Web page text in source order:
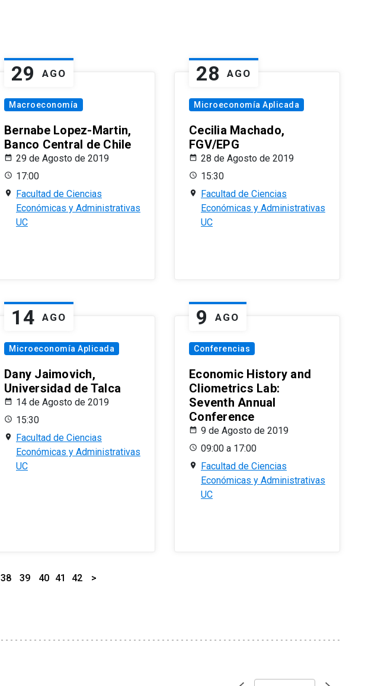
29 AGO
Macroeconomía
Bernabe Lopez-Martin,
Banco Central de Chile
29 de Agosto de 2019
17:00
Facultad de Ciencias
Económicas y Administrativas
UC
28 AGO
Microeconomía Aplicada
Cecilia Machado,
FGV/EPG
28 de Agosto de 2019
15:30
Facultad de Ciencias
Económicas y Administrativas
UC
14 AGO
Microeconomía Aplicada
Dany Jaimovich,
Universidad de Talca
14 de Agosto de 2019
15:30
Facultad de Ciencias
Económicas y Administrativas
UC
9 AGO
Conferencias
Economic History and
Cliometrics Lab:
Seventh Annual
Conference
9 de Agosto de 2019
09:00 a 17:00
Facultad de Ciencias
Económicas y Administrativas
UC
38 39 40 41 42 >